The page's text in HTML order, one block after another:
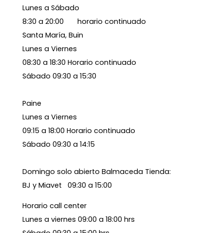
Lunes a Sábado
8:30 a 20:00 horario continuado
Santa María, Buin
Lunes a Viernes
08:30 a 18:30 Horario continuado
Sábado 09:30 a 15:30
Paine
Lunes a Viernes
09:15 a 18:00 Horario continuado
Sábado 09:30 a 14:15
Domingo solo abierto Balmaceda Tienda:
BJ y Miavet 09:30 a 15:00
Horario call center
Lunes a viernes 09:00 a 18:00 hrs